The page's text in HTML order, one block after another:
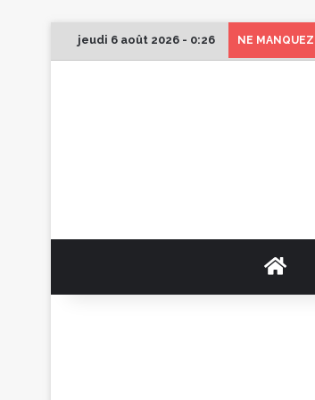
jeudi 6 août 2026 - 0:26 NE MANQUEZ